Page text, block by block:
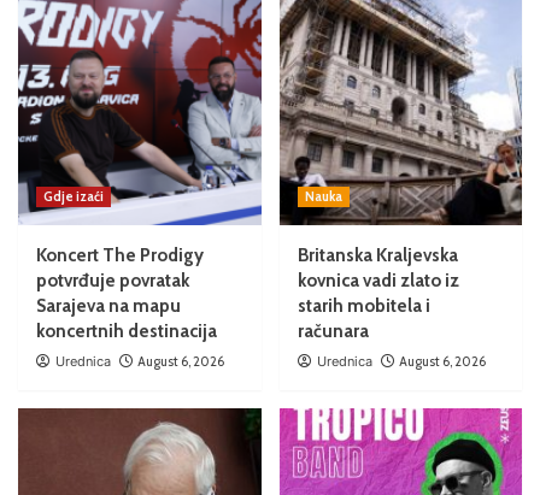
Gdje izaći
Koncert The Prodigy
potvrđuje povratak
Sarajeva na mapu
koncertnih destinacija
Urednica August 6, 2026
Nauka
Britanska Kraljevska
kovnica vadi zlato iz
starih mobitela i
računara
Urednica August 6, 2026